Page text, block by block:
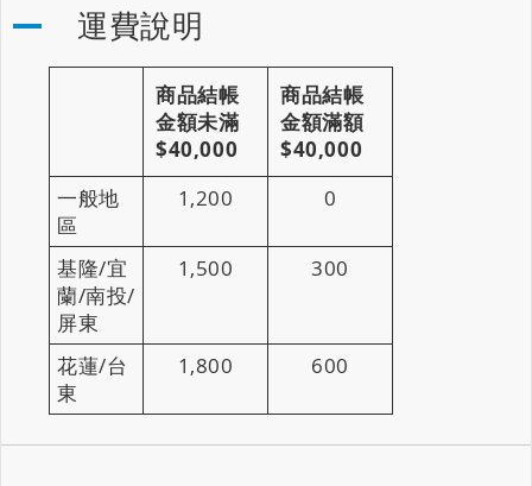
運費說明
商品結帳
金額未滿
$40,000
商品結帳
金額滿額
$40,000
一般地
區
1,200 0
基隆/宜
蘭/南投/
屏東
1,500 300
花蓮/台
東
1,800 600